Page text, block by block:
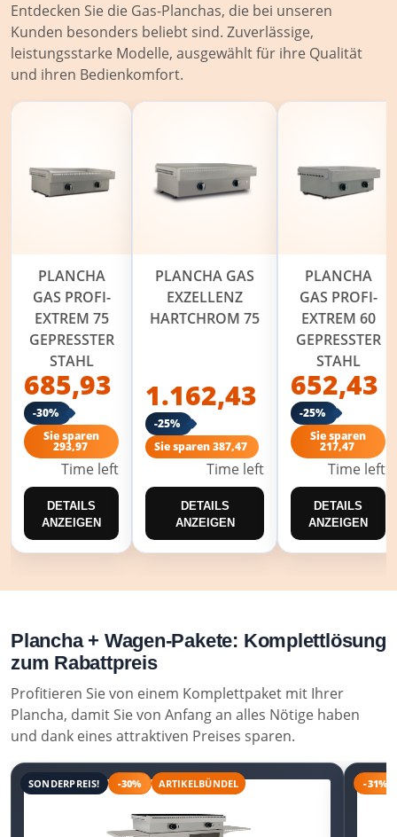
Entdecken Sie die Gas-Planchas, die bei unseren
Kunden besonders beliebt sind. Zuverlässige,
leistungsstarke Modelle, ausgewählt für ihre Qualität
und ihren Bedienkomfort.
PLANCHA
GAS PROFI-
EXTREM 75
GEPRESSTER
STAHL
685,93
-30%
Sie sparen
293,97
Time left
DETAILS
ANZEIGEN
PLANCHA GAS
EXZELLENZ
HARTCHROM 75
1.162,43
-25%
Sie sparen 387,47
Time left
DETAILS
ANZEIGEN
PLANCHA
GAS PROFI-
EXTREM 60
GEPRESSTER
STAHL
652,43
-25%
Sie sparen
217,47
Time left
DETAILS
ANZEIGEN
Plancha + Wagen-Pakete: Komplettlösung
zum Rabattpreis
Profitieren Sie von einem Komplettpaket mit Ihrer
Plancha, damit Sie von Anfang an alles Nötige haben
und dank eines attraktiven Preises sparen.
SONDERPREIS! -30% ARTIKELBÜNDEL -31%